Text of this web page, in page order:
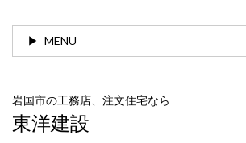
MENU
岩国市の工務店、注文住宅なら
東洋建設